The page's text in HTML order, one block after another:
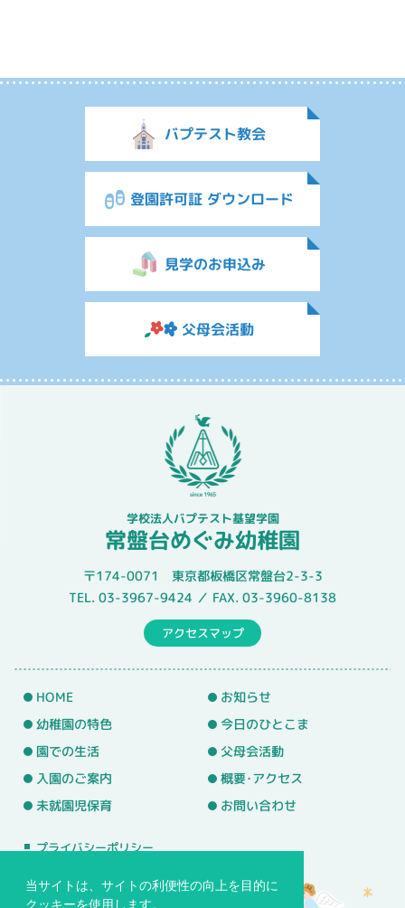
バプテスト教会
登園許可証 ダウンロード
見学のお申込み
父母会活動
学校法人バプテスト基望学園
常盤台めぐみ幼稚園
〒174-0071 東京都板橋区常盤台2-3-3
TEL. 03-3967-9424 ／ FAX. 03-3960-8138
アクセスマップ
HOME
幼稚園の特色
園での生活
入園のご案内
未就園児保育
お知らせ
今日のひとこま
父母会活動
概要･アクセス
お問い合わせ
プライバシーポリシー
当サイトは、サイトの利便性の向上を目的に
クッキーを使用します。